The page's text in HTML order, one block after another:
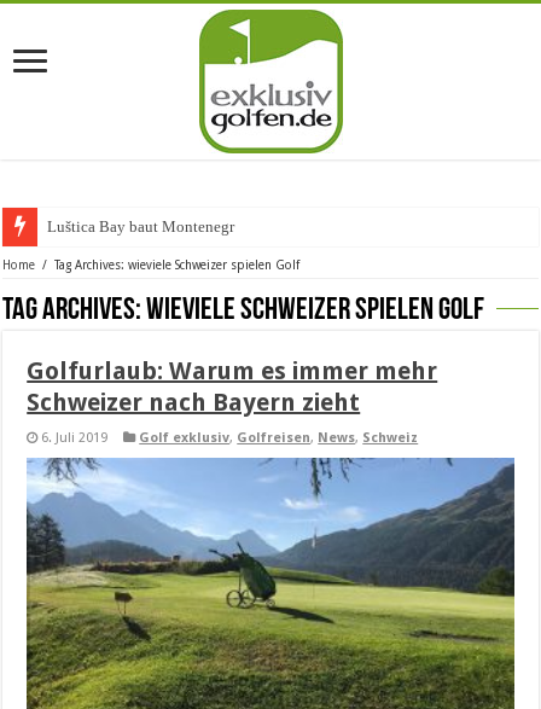
Luštica Bay baut Montenegros ers
Home / Tag Archives: wieviele Schweizer spielen Golf
Tag Archives:wieviele Schweizer spielen Golf
Golfurlaub: Warum es immer mehr
Schweizer nach Bayern zieht
6. Juli 2019 Golf exklusiv, Golfreisen, News, Schweiz